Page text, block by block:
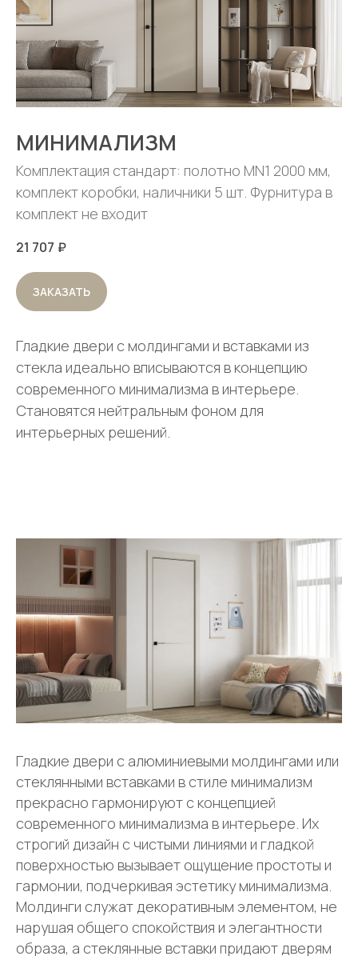
МИНИМАЛИЗМ
Комплектация стандарт: полотно MN1 2000 мм,
комплект коробки, наличники 5 шт. Фурнитура в
комплект не входит
21 707 ₽
ЗАКАЗАТЬ
Гладкие двери с молдингами и вставками из
стекла идеально вписываются в концепцию
современного минимализма в интерьере.
Становятся нейтральным фоном для
интерьерных решений.
Гладкие двери с алюминиевыми молдингами или
стеклянными вставками в стиле минимализм
прекрасно гармонируют с концепцией
современного минимализма в интерьере. Их
строгий дизайн с чистыми линиями и гладкой
поверхностью вызывает ощущение простоты и
гармонии, подчеркивая эстетику минимализма.
Молдинги служат декоративным элементом, не
нарушая общего спокойствия и элегантности
образа, а стеклянные вставки придают дверям